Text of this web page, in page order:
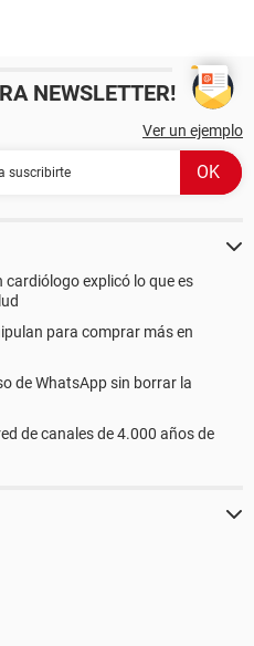
NEWSLETTER!
Ver un ejemplo
cardiólogo explicó lo que es
para comprar más en
de WhatsApp sin borrar la
de canales de 4.000 años de